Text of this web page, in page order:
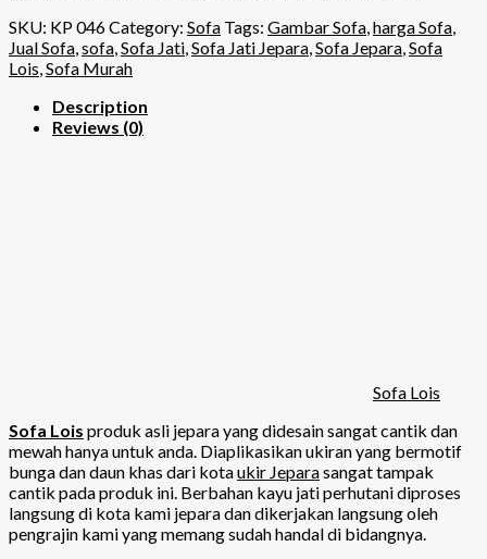
SKU: KP 046Category: Sofa Tags: Gambar Sofa,harga Sofa,
Jual Sofa,sofa,Sofa Jati,Sofa Jati Jepara,Sofa Jepara,Sofa
Lois,Sofa Murah
Description
Reviews (0)
Sofa Lois
Sofa Lois produk asli jepara yang didesain sangat cantik dan
mewah hanya untuk anda. Diaplikasikan ukiran yang bermotif
bunga dan daun khas dari kotaukir Jeparasangat tampak
cantik pada produk ini. Berbahan kayu jati perhutani diproses
langsung di kota kami jepara dan dikerjakan langsung oleh
pengrajin kami yang memang sudah handal di bidangnya.